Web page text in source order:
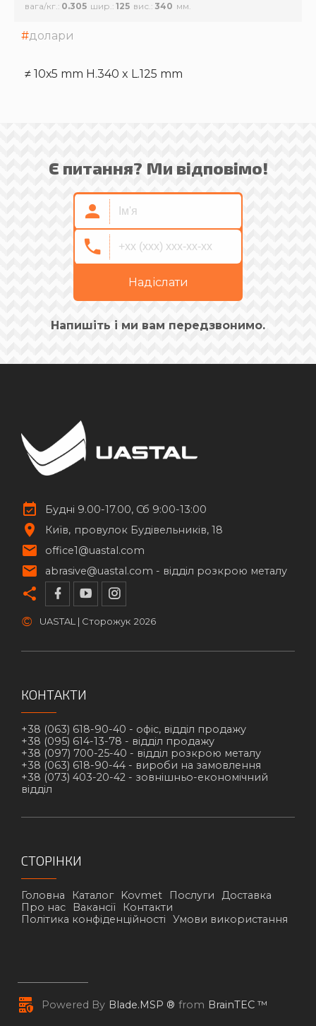
вага/кг. 0.305 шир. 125 вис. 340
долари
≠ 10х5 mm H.340 x L.125 mm
Є питання? Ми відповімо!
Надіслати
Напишіть і ми вам передзвонимо.
Будні 9.00-17.00, Сб 9:00-13:00
Київ
провулок Будівельників, 18
office1@uastal.com
abrasive@uastal.com - відділ розкрою металу
© UASTAL | Сторожук 2026
КОНТАКТИ
+38 (063) 618-90-40 - офіс, відділ продажу
+38 (095) 614-13-78 - відділ продажу
+38 (097) 700-25-40 - відділ розкрою металу
+38 (063) 618-90-44 - вироби на замовлення
+38 (073) 403-20-42 - зовнішньо-економічний
відділ
СТОРІНКИ
Головна Каталог Kovmet Послуги
Доставка
Про нас
Вакансії
Контакти
Політика конфіденційності
Умови використання
Powered By Blade.MSP ® from BrainTEC ™